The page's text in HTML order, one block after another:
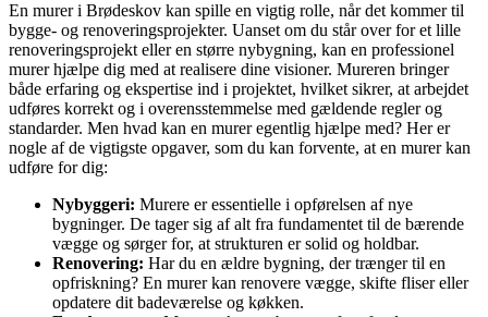
En murer i Brødeskov kan spille en vigtig rolle, når det kommer til
bygge- og renoveringsprojekter. Uanset om du står over for et lille
renoveringsprojekt eller en større nybygning, kan en professionel
murer hjælpe dig med at realisere dine visioner. Mureren bringer
både erfaring og ekspertise ind i projektet, hvilket sikrer, at arbejdet
udføres korrekt og i overensstemmelse med gældende regler og
standarder. Men hvad kan en murer egentlig hjælpe med? Her er
nogle af de vigtigste opgaver, som du kan forvente, at en murer kan
udføre for dig:
Nybyggeri: Murere er essentielle i opførelsen af nye
bygninger. De tager sig af alt fra fundamentet til de bærende
vægge og sørger for, at strukturen er solid og holdbar.
Renovering: Har du en ældre bygning, der trænger til en
opfriskning? En murer kan renovere vægge, skifte fliser eller
opdatere dit badeværelse og køkken.